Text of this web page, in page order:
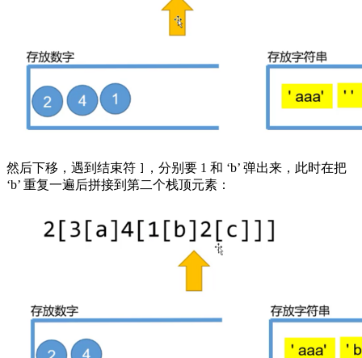
然后下移，遇到结束符 ]
，分别要 1 和 ‘b’ 弹出来，此时在把
‘b’ 重复一遍后拼接到第二个栈顶元素：